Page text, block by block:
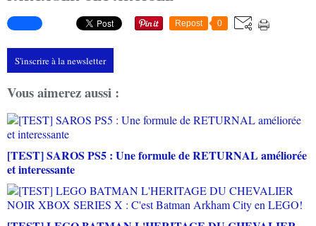
Repost 0
S'inscrire à la newsletter
Vous aimerez aussi :
[TEST] SAROS PS5 : Une formule de RETURNAL améliorée
et interessante